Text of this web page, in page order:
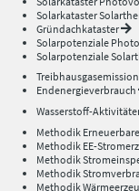
Solarkataster
Gründachkataster
Solarpotenziale
Solarpotenziale
Treibhausgasemission
Endenergieverbrauch
Wasserstoff-
Methodik
Methodik EE-
Methodik
Methodik
Methodik